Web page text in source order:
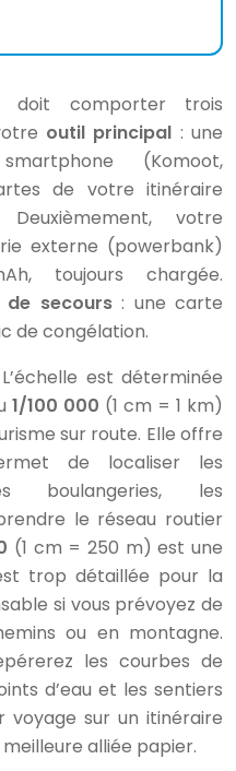
doit comporter trois
outil principal : une
(Komoot,
de votre itinéraire
votre
externe (powerbank)
toujours chargée.
de secours: une carte
de congélation.
est déterminée
1/100 000 (1 cm = 1 km)
sur route. Elle offre
de localiser les
boulangeries, les
le réseau routier
(1 cm = 250 m) est une
trop détaillée pour la
si vous prévoyez de
ou en montagne.
les courbes de
d’eau et les sentiers
voyage sur un itinéraire
alliée papier.